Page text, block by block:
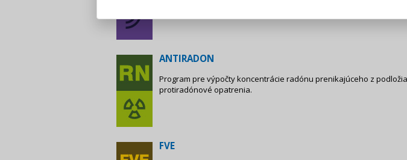
ANTIRADON
Program pre výpočty koncentrácie radónu prenikajúceho z
protiradónové opatrenia.
FVE